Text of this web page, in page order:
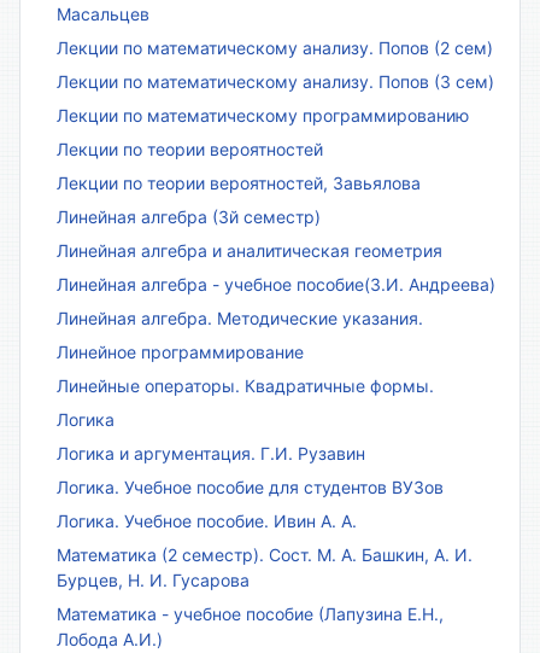
Масальцев
Лекции по математическому анализу. Попов (2 сем)
Лекции по математическому анализу. Попов (3 сем)
Лекции по математическому программированию
Лекции по теории вероятностей
Лекции по теории вероятностей, Завьялова
Линейная алгебра (3й семестр)
Линейная алгебра и аналитическая геометрия
Линейная алгебра - учебное пособие(З.И. Андреева)
Линейная алгебра. Методические указания.
Линейное программирование
Линейные операторы. Квадратичные формы.
Логика
Логика и аргументация. Г.И. Рузавин
Логика. Учебное пособие для студентов ВУЗов
Логика. Учебное пособие. Ивин А. А.
Математика (2 семестр). Сост. М. А. Башкин, А. И.
Бурцев, Н. И. Гусарова
Математика - учебное пособие (Лапузина Е.Н.,
Лобода А.И.)